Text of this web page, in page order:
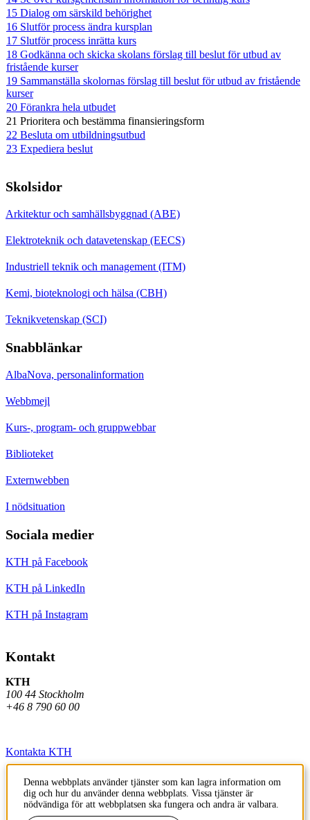
15 Dialog om särskild behörighet
16 Slutför process ändra kursplan
17 Slutför process inrätta kurs
18 Godkänna och skicka skolans förslag till beslut för utbud av
fristående kurser
19 Sammanställa skolornas förslag till beslut för utbud av fristående
kurser
20 Förankra hela utbudet
21 Prioritera och bestämma finansieringsform
22 Besluta om utbildningsutbud
23 Expediera beslut
Skolsidor
Arkitektur och samhällsbyggnad (ABE)
Elektroteknik och datavetenskap (EECS)
Industriell teknik och management (ITM)
Kemi, bioteknologi och hälsa (CBH)
Teknikvetenskap (SCI)
Snabblänkar
AlbaNova, personalinformation
Webbmejl
Kurs-, program- och gruppwebbar
Biblioteket
Externwebben
I nödsituation
Sociala medier
KTH på Facebook
KTH på LinkedIn
KTH på Instagram
Kontakt
KTH
100 44 Stockholm
+46 8 790 60 00
Kontakta KTH
Jobba på KTH
Press och media
Denna webbplats använder tjänster som kan lagra information om
dig och hur du använder denna webbplats. Vissa tjänster är
nödvändiga för att webbplatsen ska fungera och andra är valbara.